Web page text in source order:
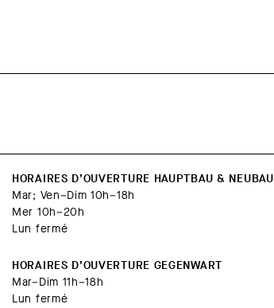
HORAIRES D’OUVERTURE HAUPTBAU & NEUBAU
Mar; Ven–Dim 10h–18h
Mer 10h–20h
Lun fermé
HORAIRES D’OUVERTURE GEGENWART
Mar–Dim 11h–18h
Lun fermé